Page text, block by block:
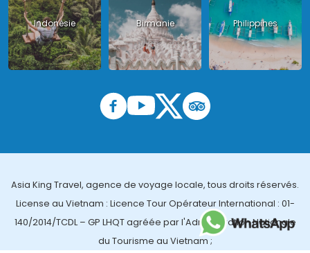
Indonésie Birmanie Philippines
Asia King Travel, agence de voyage locale, tous droits réservés.
License au Vietnam : Licence Tour Opérateur International : 01-
140/2014/TCDL – GP LHQT agréée par l'Administration Nationale
du Tourisme au Vietnam ;